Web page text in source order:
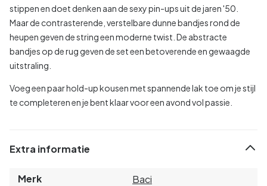
stippen en doet denken aan de sexy pin-ups uit de jaren '50.
Maar de contrasterende, verstelbare dunne bandjes rond de
heupen geven de string een moderne twist. De abstracte
bandjes op de rug geven de set een betoverende en gewaagde
uitstraling.
Voeg een paar hold-up kousen met spannende lak toe om je stijl
te completeren en je bent klaar voor een avond vol passie.
Extra informatie
Merk
Baci